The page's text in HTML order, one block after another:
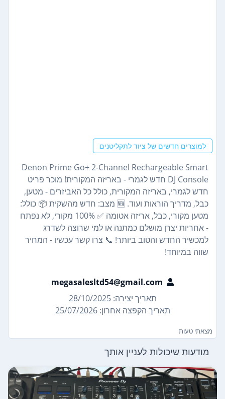
למוצרים חדשים של ציוד לתקליטנים
Denon Prime Go+ 2-Channel Rechargeable Smart
DJ Console חדש לגמרי - באריזה המקורית! מוכר פריט
חדש לגמרי, באריזה המקורית, כולל כל האביזרים - מטען,
כבל, מדריך הוראות ועוד. 🆕 מצב: חדש מהשקית 📦 כולל:
מטען מקורי, כבל, אריזה אטומה ✅ 100% מקורי, לא נפתח
- אחריות יצרן מושלם כמתנה או למי שרוצה לשדרג
למכשיר החדש והטוב ביותר! 📞 צרו קשר עכשיו - המחיר
שווה במיוחד!
megasalesltd54@gmail.com
תאריך יצירה: 28/10/2025
תאריך הקפצה אחרון: 25/07/2026
מצאתי טעות
מודעות שיכולות לעניין אותך